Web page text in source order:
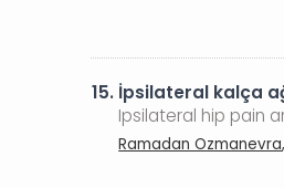
15. İpsilateral kalça
Ipsilateral hip pain
Ramadan Ozmanevra